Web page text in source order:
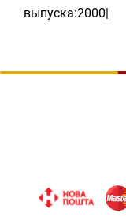
выпуска:2000|